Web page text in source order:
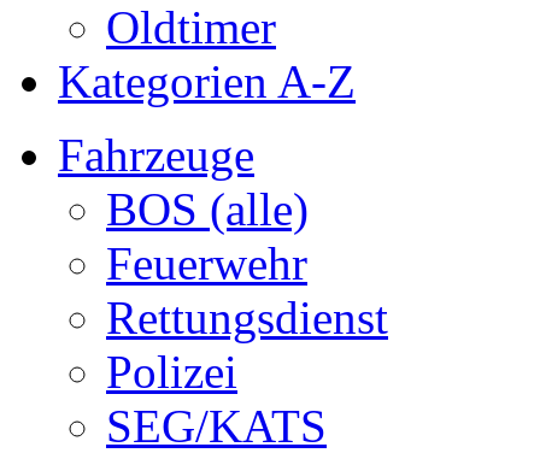
Oldtimer
Kategorien A-Z
Fahrzeuge
BOS (alle)
Feuerwehr
Rettungsdienst
Polizei
SEG/KATS